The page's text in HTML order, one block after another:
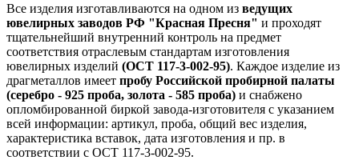
Все изделия изготавливаются на одном из ведущих
ювелирных заводов РФ "Красная Пресня" и проходят
тщательнейший внутренний контроль на предмет
соответствия отраслевым стандартам изготовления
ювелирных изделий (ОСТ 117-3-002-95). Каждое изделие из
драгметаллов имеет пробу Российской пробирной палаты
(серебро - 925 проба, золота - 585 проба) и снабжено
опломбированной биркой завода-изготовителя с указанием
всей информации: артикул, проба, общий вес изделия,
характеристика вставок, дата изготовления и пр. в
соответствии с ОСТ 117-3-002-95.